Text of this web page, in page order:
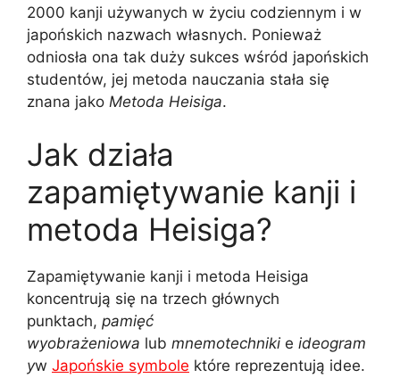
2000 kanji używanych w życiu codziennym i w
japońskich nazwach własnych. Ponieważ
odniosła ona tak duży sukces wśród japońskich
studentów, jej metoda nauczania stała się
znana jako Metoda Heisiga.
Jak działa
zapamiętywanie kanji i
metoda Heisiga?
Zapamiętywanie kanji i metoda Heisiga
koncentrują się na trzech głównych
punktach, pamięć
wyobrażeniowa lub mnemotechniki e ideogram
yw Japońskie symbole które reprezentują idee.